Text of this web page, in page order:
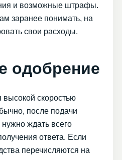
и возможные штрафы.
заранее понимать, на
свои расходы.
одобрение
высокой скоростью
после подачи
ждать всего
ответа. Если
перечисляются на